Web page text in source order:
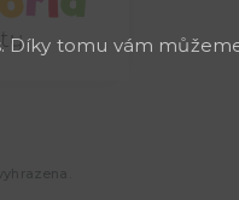
Díky tomu vám